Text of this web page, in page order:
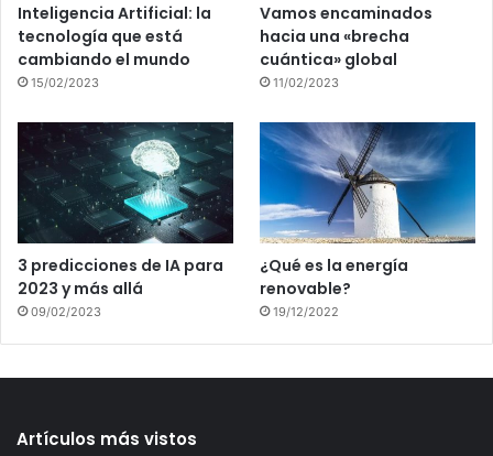
Inteligencia Artificial: la
tecnología que está
cambiando el mundo
15/02/2023
Vamos encaminados
hacia una «brecha
cuántica» global
11/02/2023
3 predicciones de IA para
2023 y más allá
09/02/2023
¿Qué es la energía
renovable?
19/12/2022
Artículos más vistos